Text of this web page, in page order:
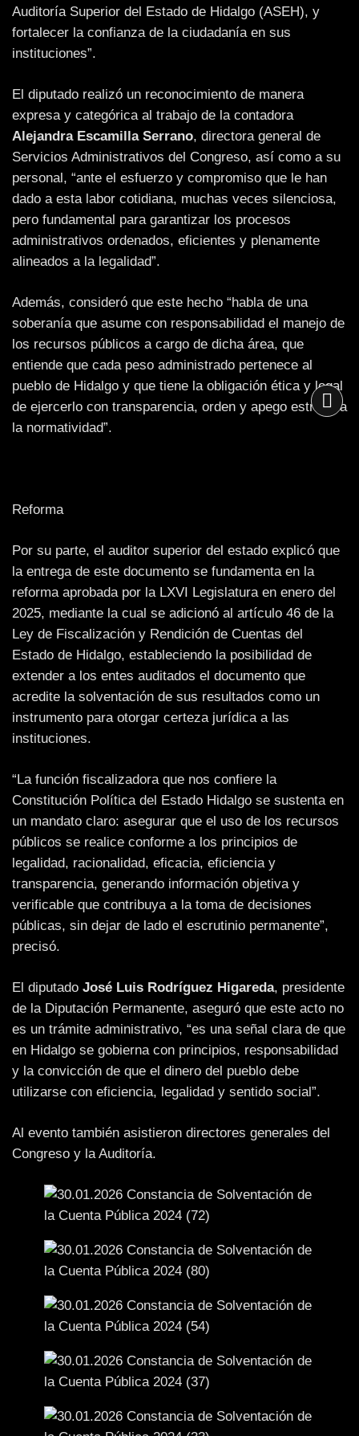
Auditoría Superior del Estado de Hidalgo (ASEH), y
fortalecer la confianza de la ciudadanía en sus
instituciones”.
El diputado realizó un reconocimiento de manera
expresa y categórica al trabajo de la contadora
Alejandra Escamilla Serrano, directora general de
Servicios Administrativos del Congreso, así como a su
personal, “ante el esfuerzo y compromiso que le han
dado a esta labor cotidiana, muchas veces silenciosa,
pero fundamental para garantizar los procesos
administrativos ordenados, eficientes y plenamente
alineados a la legalidad”.
Además, consideró que este hecho “habla de una
soberanía que asume con responsabilidad el manejo de
los recursos públicos a cargo de dicha área, que
entiende que cada peso administrado pertenece al
pueblo de Hidalgo y que tiene la obligación ética y legal
de ejercerlo con transparencia, orden y apego estricto a
la normatividad”.
Reforma
Por su parte, el auditor superior del estado explicó que
la entrega de este documento se fundamenta en la
reforma aprobada por la LXVI Legislatura en enero del
2025, mediante la cual se adicionó al artículo 46 de la
Ley de Fiscalización y Rendición de Cuentas del
Estado de Hidalgo, estableciendo la posibilidad de
extender a los entes auditados el documento que
acredite la solventación de sus resultados como un
instrumento para otorgar certeza jurídica a las
instituciones.
“La función fiscalizadora que nos confiere la
Constitución Política del Estado Hidalgo se sustenta en
un mandato claro: asegurar que el uso de los recursos
públicos se realice conforme a los principios de
legalidad, racionalidad, eficacia, eficiencia y
transparencia, generando información objetiva y
verificable que contribuya a la toma de decisiones
públicas, sin dejar de lado el escrutinio permanente”,
precisó.
El diputado José Luis Rodríguez Higareda, presidente
de la Diputación Permanente, aseguró que este acto no
es un trámite administrativo, “es una señal clara de que
en Hidalgo se gobierna con principios, responsabilidad
y la convicción de que el dinero del pueblo debe
utilizarse con eficiencia, legalidad y sentido social”.
Al evento también asistieron directores generales del
Congreso y la Auditoría.